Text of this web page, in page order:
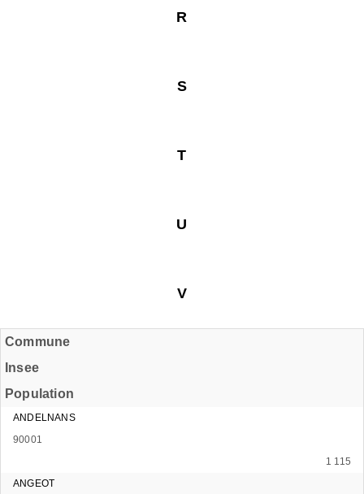
R
S
T
U
V
Commune
Insee
Population
ANDELNANS
90001
1 115
ANGEOT